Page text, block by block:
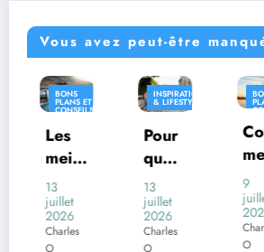
Vous avez peut-être
INSPIRATION
& LIFESTYLE
Pour
quoi
nes
com
juillet
2026
Charles
BONS
PLANS ET
CONSEILS
Com
ger
en
juillet
2026
Charles